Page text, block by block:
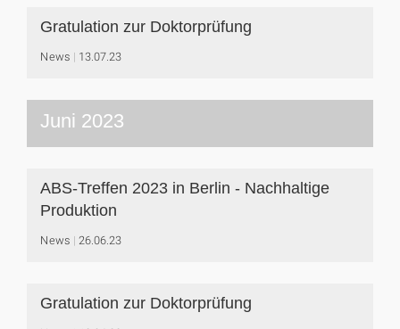
Gratulation zur Doktorprüfung
News 13.07.23
Juni 2023
ABS-Treffen 2023 in Berlin - Nachhaltige
Produktion
News 26.06.23
Gratulation zur Doktorprüfung